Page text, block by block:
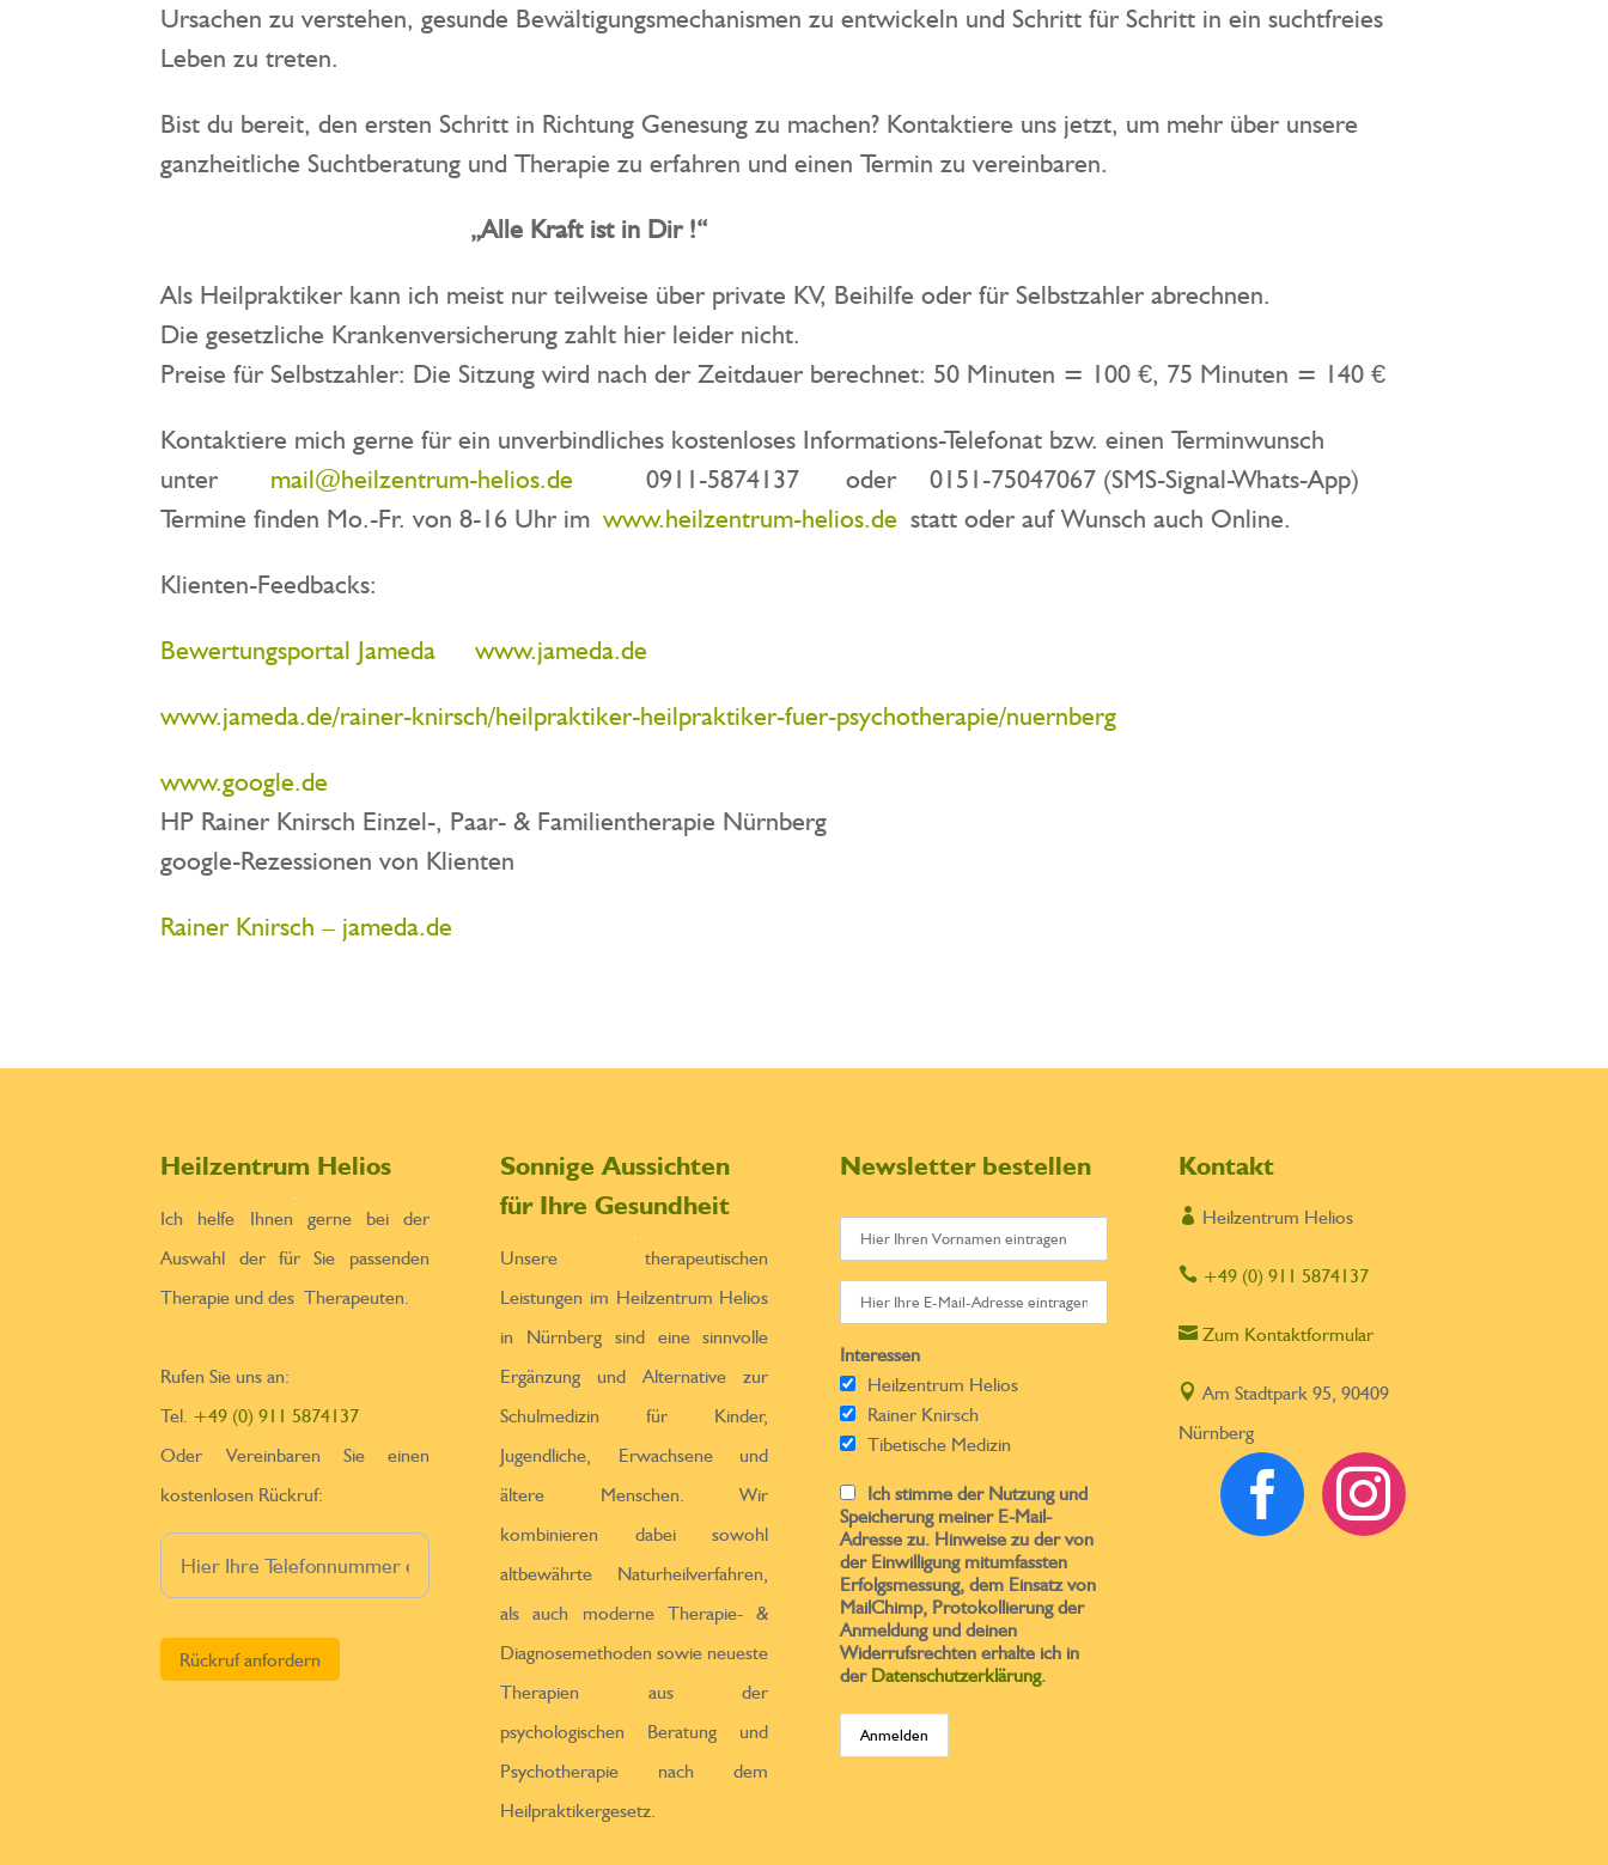
Ursachen zu verstehen, gesunde Bewältigungsmechanismen zu entwickeln und Schritt für Schritt in ein suchtfreies
Leben zu treten.
Bist du bereit, den ersten Schritt in Richtung Genesung zu machen? Kontaktiere uns jetzt, um mehr über unsere
ganzheitliche Suchtberatung und Therapie zu erfahren und einen Termin zu vereinbaren.
„Alle Kraft ist in Dir !“
Als Heilpraktiker kann ich meist nur teilweise über private KV, Beihilfe oder für Selbstzahler abrechnen.
Die gesetzliche Krankenversicherung zahlt hier leider nicht.
Preise für Selbstzahler: Die Sitzung wird nach der Zeitdauer berechnet: 50 Minuten = 100 €, 75 Minuten = 140 €
Kontaktiere mich gerne für ein unverbindliches kostenloses Informations-Telefonat bzw. einen Terminwunsch
unter
mail@heilzentrum-helios.de 0911-5874137 oder 0151-75047067 (SMS-Signal-Whats-App)
Termine finden Mo.-Fr. von 8-16 Uhr im www.heilzentrum-helios.de statt oder auf Wunsch auch Online.
Klienten-Feedbacks:
Bewertungsportal Jameda www.jameda.de
www.jameda.de/rainer-knirsch/heilpraktiker-heilpraktiker-fuer-psychotherapie/nuernberg
www.google.de
HP Rainer Knirsch Einzel-, Paar- & Familientherapie Nürnberg
google-Rezessionen von Klienten
Rainer Knirsch – jameda.de
Heilzentrum Helios
Ich helfe Ihnen gerne bei der
Auswahl der für Sie passenden
Therapie und des Therapeuten.
Rufen Sie uns an:
Tel. +49 (0) 911 5874137
Oder Vereinbaren Sie einen
kostenlosen Rückruf:
Sonnige Aussichten
für Ihre Gesundheit
Unsere therapeutischen
Leistungen im Heilzentrum Helios
in Nürnberg sind eine sinnvolle
Ergänzung und Alternative zur
Schulmedizin für Kinder,
Jugendliche, Erwachsene und
ältere Menschen. Wir
kombinieren dabei sowohl
altbewährte Naturheilverfahren,
als auch moderne Therapie- &
Diagnosemethoden sowie neueste
Therapien aus der
psychologischen Beratung und
Psychotherapie nach dem
Heilpraktikergesetz.
Newsletter bestellen
Interessen
Heilzentrum Helios
Rainer Knirsch
Tibetische Medizin
Ich stimme der Nutzung und
Speicherung meiner E-Mail-
Adresse zu. Hinweise zu der von
der Einwilligung mitumfassten
Erfolgsmessung, dem Einsatz von
MailChimp, Protokollierung der
Anmeldung und deinen
Widerrufsrechten erhalte ich in
der Datenschutzerklärung.
Kontakt
 Heilzentrum Helios
 +49 (0) 911 5874137
 Zum Kontaktformular
 Am Stadtpark 95, 90409
Nürnberg
 